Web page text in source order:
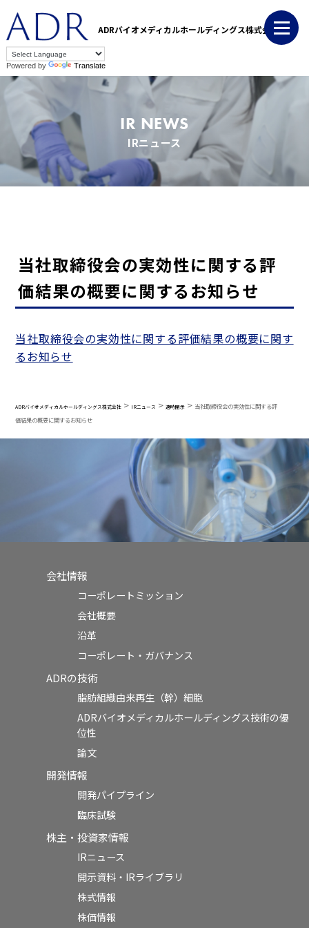
ADRバイオメディカルホールディングス株式会社
Powered by Translate
IR NEWS
IRニュース
当社取締役会の実効性に関する評
価結果の概要に関するお知らせ
当社取締役会の実効性に関する評価結果の概要に関す
るお知らせ
ADRバイオメディカルホールディングス株式会社 > IRニュース >適時開示 > 当社取締役会の実効性に関する評
価結果の概要に関するお知らせ
会社情報
コーポレートミッション
会社概要
沿革
コーポレート・ガバナンス
ADRの技術
脂肪組織由来再生（幹）細胞
ADRバイオメディカルホールディングス技術の優
位性
論文
開発情報
開発パイプライン
臨床試験
株主・投資家情報
IRニュース
開示資料・IRライブラリ
株式情報
株価情報